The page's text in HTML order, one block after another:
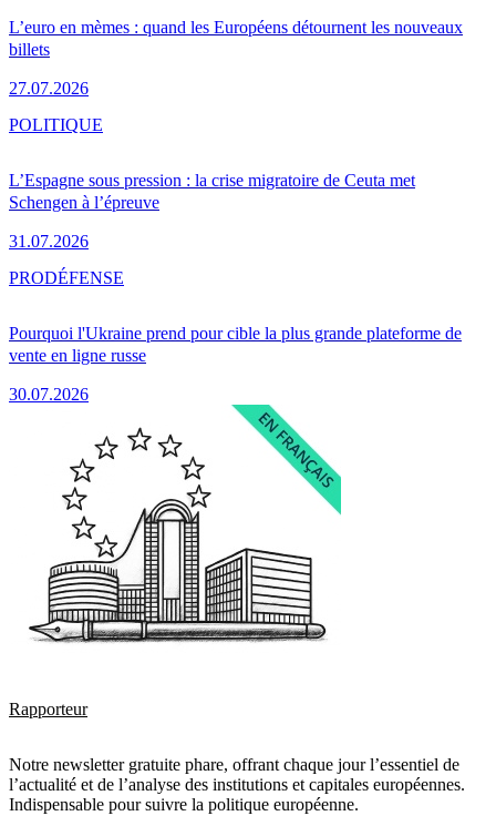
L’euro en mèmes : quand les Européens détournent les nouveaux
billets
27.07.2026
L’Espagne sous pression : la crise migratoire de Ceuta met
Schengen à l’épreuve
31.07.2026
POLITIQUE
Pourquoi l'Ukraine prend pour cible la plus grande plateforme de
vente en ligne russe
30.07.2026
PRODÉFENSE
Rapporteur
Notre newsletter gratuite phare, offrant chaque jour l’essentiel de
l’actualité et de l’analyse des institutions et capitales européennes.
Indispensable pour suivre la politique européenne.